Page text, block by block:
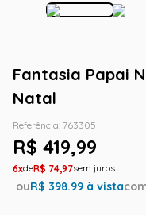
Fantasia Papai
Natal
Referência: 763305
R$ 419,99
6 R$ 74,97
ouR$ 398.99 à vista